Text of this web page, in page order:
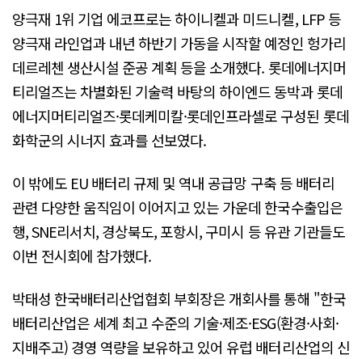
양극재 1위 기업 에코프로는 하이니켈과 미드니켈, LFP 등
양극재 라인업과 내년 하반기 가동을 시작할 예정인 헝가리
데르레첸 생산시설 준공 계획 등을 소개했다. 롯데에너지머
티리얼즈는 차별화된 기술력 바탕의 하이엔드 동박과 롯데
에너지머티리얼즈·롯데케미칼·롯데인프라셀로 구성된 롯데
화학군의 시너지 효과를 선보였다.
이 밖에도 EU 배터리 규제 및 역내 공급망 구축 등 배터리
관련 다양한 움직임이 이어지고 있는 가운데 한국수출입은
행, SNE리서치, 경상북도, 포항시, 구미시 등 유관 기관들도
이번 전시회에 참가했다.
박태성 한국배터리산업협회 부회장은 개회사를 통해 "한국
배터리산업은 세계 최고 수준의 기술·제조·ESG(환경·사회·
지배주고) 경영 역량을 보유하고 있어 유럽 배터리산업의 신